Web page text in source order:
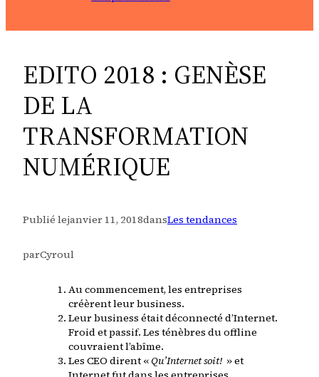
EDITO 2018 : GENÈSE
DE LA
TRANSFORMATION
NUMÉRIQUE
Publié lejanvier 11, 2018dansLes tendances
parCyroul
Au commencement, les entreprises
créèrent leur business.
Leur business était déconnecté d’Internet.
Froid et passif. Les ténèbres du offline
couvraient l’abîme.
Les CEO dirent «Qu’Internet soit! » et